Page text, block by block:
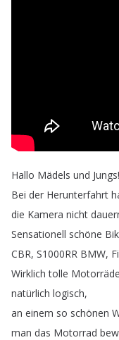
Hallo Mädels und Jungs!
Bei der Herunterfahrt
die Kamera nicht
Sensationell schöne
CBR, S1000RR BMW,
Wirklich tolle
natürlich logisch,
an einem so schönen
man das Motorrad